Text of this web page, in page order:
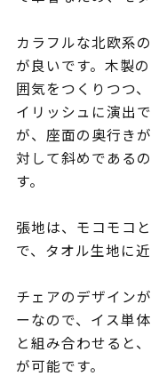
カラフルな北欧系
が良いです。木製
囲気をつくりつつ
イリッシュに演出
が、座面の奥行き
対して斜めである
す。
張地は、モコモコ
で、タオル生地に近
チェアのデザイン
ーなので、イス単
と組み合わせると
が可能です。